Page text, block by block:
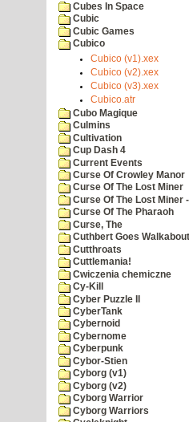
Cubes In Space
Cubic
Cubic Games
Cubico
Cubico (v1).xex
Cubico (v2).xex
Cubico (v3).xex
Cubico.atr
Cubo Magique
Culmins
Cultivation
Cup Dash 4
Current Events
Curse Of Crowley Manor
Curse Of The Lost Miner
Curse Of The Lost Miner
Curse Of The Pharaoh
Curse, The
Cuthbert Goes Walkabout
Cutthroats
Cuttlemania!
Cwiczenia chemiczne
Cy-Kill
Cyber Puzzle II
CyberTank
Cybernoid
Cybernome
Cyberpunk
Cybor-Stien
Cyborg (v1)
Cyborg (v2)
Cyborg Warrior
Cyborg Warriors